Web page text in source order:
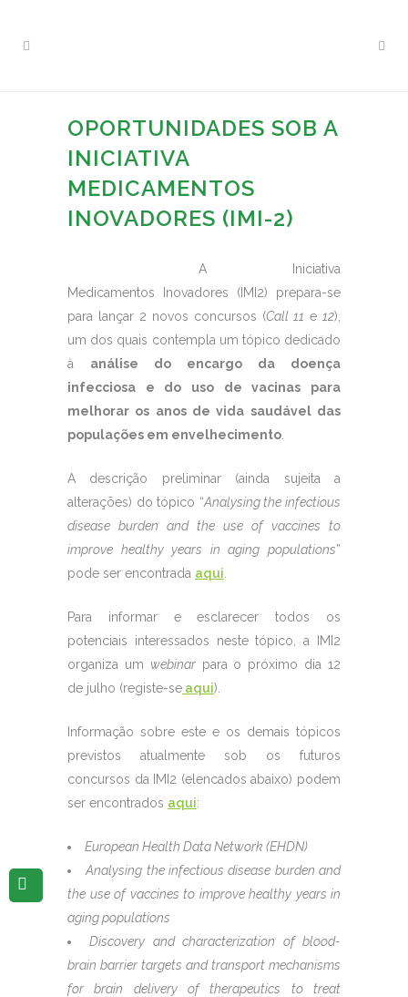
OPORTUNIDADES SOB A
INICIATIVA
MEDICAMENTOS
INOVADORES (IMI-2)
A Iniciativa
Medicamentos Inovadores (IMI2) prepara-se
para lançar 2 novos concursos (Call 11 e 12),
um dos quais contempla um tópico dedicado
à análise do encargo da doença
infecciosa e do uso de vacinas para
melhorar os anos de vida saudável das
populações em envelhecimento
A descrição preliminar (ainda sujeita a
alterações) do tópico “Analysing the infectious
disease burden and the use of vaccines to
improve healthy years in aging populations”
pode ser encontrada aqui
Para informar e esclarecer todos os
potenciais interessados neste tópico, a IMI2
organiza um webinarpara o próximo dia 12
de julho (registe-se aqui).
Informação sobre este e os demais tópicos
previstos atualmente sob os futuros
concursos da IMI2 (elencados abaixo) podem
ser encontrados aqui:
European Health Data Network (EHDN)
Analysing the infectious disease burden and
the use of vaccines to improve healthy years in
aging populations
Discovery and characterization of blood-
brain barrier targets and transport mechanisms
for brain delivery of therapeutics to treat